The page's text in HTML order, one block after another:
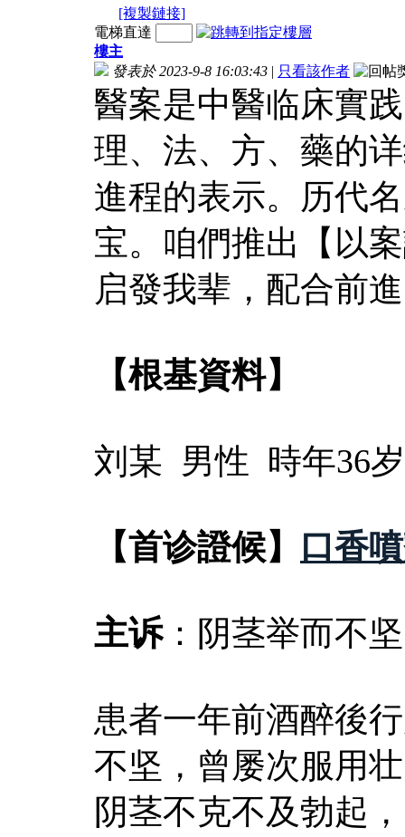
[複製鏈接]
電梯直達
樓主
發表於 2023-9-8 16:03:43 | 只看該作者
醫案是中醫临床實
理、法、方、藥的
進程的表示。历代
宝。咱們推出【以
启發我辈，配合前
【根基資料】
刘某 男性 時年36
【首诊證候】 口香
主诉：阴茎举而不
患者一年前酒醉後
不坚，曾屡次服用
阴茎不克不及勃起